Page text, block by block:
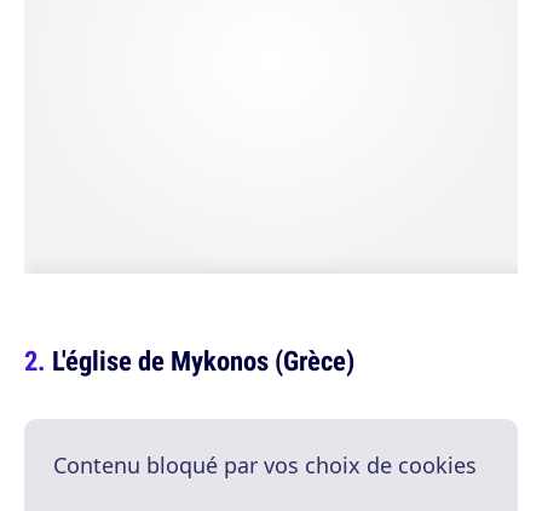
L'église de Mykonos (Grèce)
Contenu bloqué par vos choix de cookies